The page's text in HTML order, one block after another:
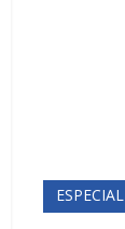
ESPECIAL